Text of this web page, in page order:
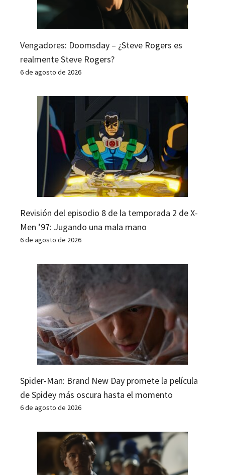
Vengadores: Doomsday – ¿Steve Rogers es
realmente Steve Rogers?
6 de agosto de 2026
Revisión del episodio 8 de la temporada 2 de X-
Men ’97: Jugando una mala mano
6 de agosto de 2026
Spider-Man: Brand New Day promete la película
de Spidey más oscura hasta el momento
6 de agosto de 2026